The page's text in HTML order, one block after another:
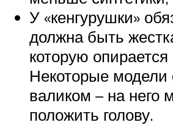
У «кенгурушки»
должна быть
которую
Некоторые
валиком – на него
положить голову.